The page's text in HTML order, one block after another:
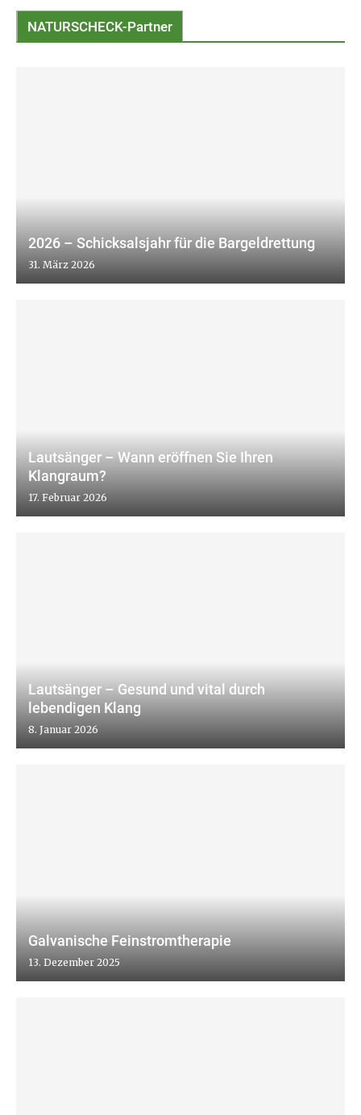
NATURSCHECK-Partner
2026 – Schicksalsjahr für die Bargeldrettung
31. März 2026
Lautsänger – Wann eröffnen Sie Ihren
Klangraum?
17. Februar 2026
Lautsänger – Gesund und vital durch
lebendigen Klang
8. Januar 2026
Galvanische Feinstromtherapie
13. Dezember 2025